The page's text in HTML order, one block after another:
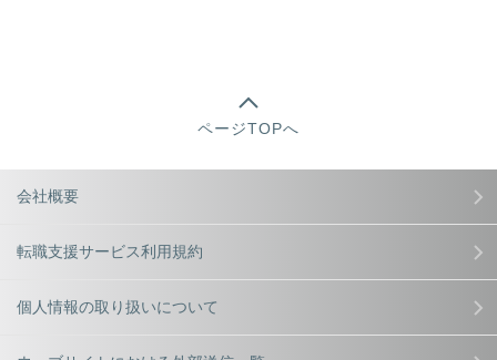
ページTOPへ
会社概要
転職支援サービス利用規約
個人情報の取り扱いについて